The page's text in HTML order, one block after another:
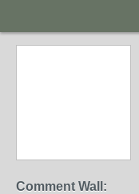
Comment Wall: